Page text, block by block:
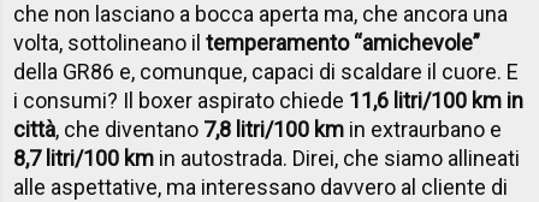
che non lasciano a bocca aperta ma, che ancora una
volta, sottolineano iltemperamento “amichevole”
della GR86 e, comunque, capaci di scaldare il cuore. E
i consumi? Il boxer aspirato chiede 11,6 litri/100 km in
città, che diventano 7,8 litri/100 km in extraurbano e
8,7 litri/100 km in autostrada. Direi, che siamo allineati
alle aspettative, ma interessano davvero al cliente di